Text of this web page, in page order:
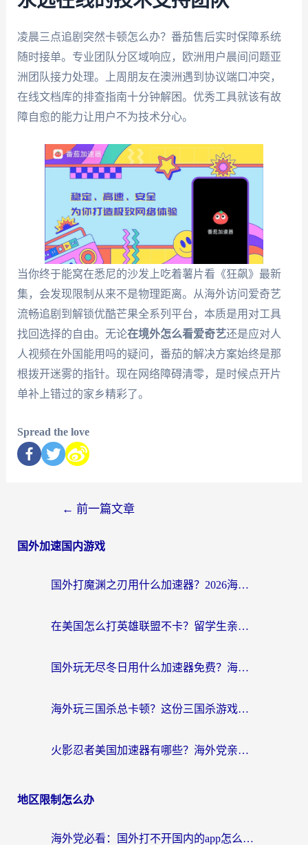
凌晨三点追剧突然卡顿怎么办？番茄售后实时保障系统
随时接单。专业团队分区域响应，欧洲用户晨间问题亚
洲团队接力处理。上周朋友在澳洲遇到协议端口冲突，
在线文档库的排查指南十分钟解困。优秀工具就该有故
障自愈的能力让用户不为技术分心。
当你终于能窝在悉尼的沙发上吃着薯片看《狂飙》最新
集，会发现限制从来不是物理距离。从海外访问爱奇艺
流畅追剧到解锁优酷芒果全系列平台，本质是用对工具
找回选择的自由。无论在境外怎么看爱奇艺还是应对人
人视频在外国能用吗的疑问，番茄的解决方案始终是那
根拨开迷雾的指针。现在网络障碍清零，是时候点开片
单补上错过的家乡精彩了。
Spread the love
← 前一篇文章
国外加速国内游戏
国外打魔渊之刃用什么加速器？2026海外玩家国服游戏加速全攻略（附闪耀暖暖&复苏的魔女避坑指南）
在美国怎么打英雄联盟不卡？留学生亲测的国服游戏加速全攻略
国外玩无尽冬日用什么加速器免费？海外党国服游戏加速避坑指南
海外玩三国杀总卡顿？这份三国杀游戏加速器指南帮你告别延迟烦恼
火影忍者美国加速器有哪些？海外党亲测的国服游戏加速全攻略（含菲律宾玩三国之刃守望黎明技巧）
地区限制怎么办
海外党必看：国外打不开国内的app怎么办？3步解决你的乡愁